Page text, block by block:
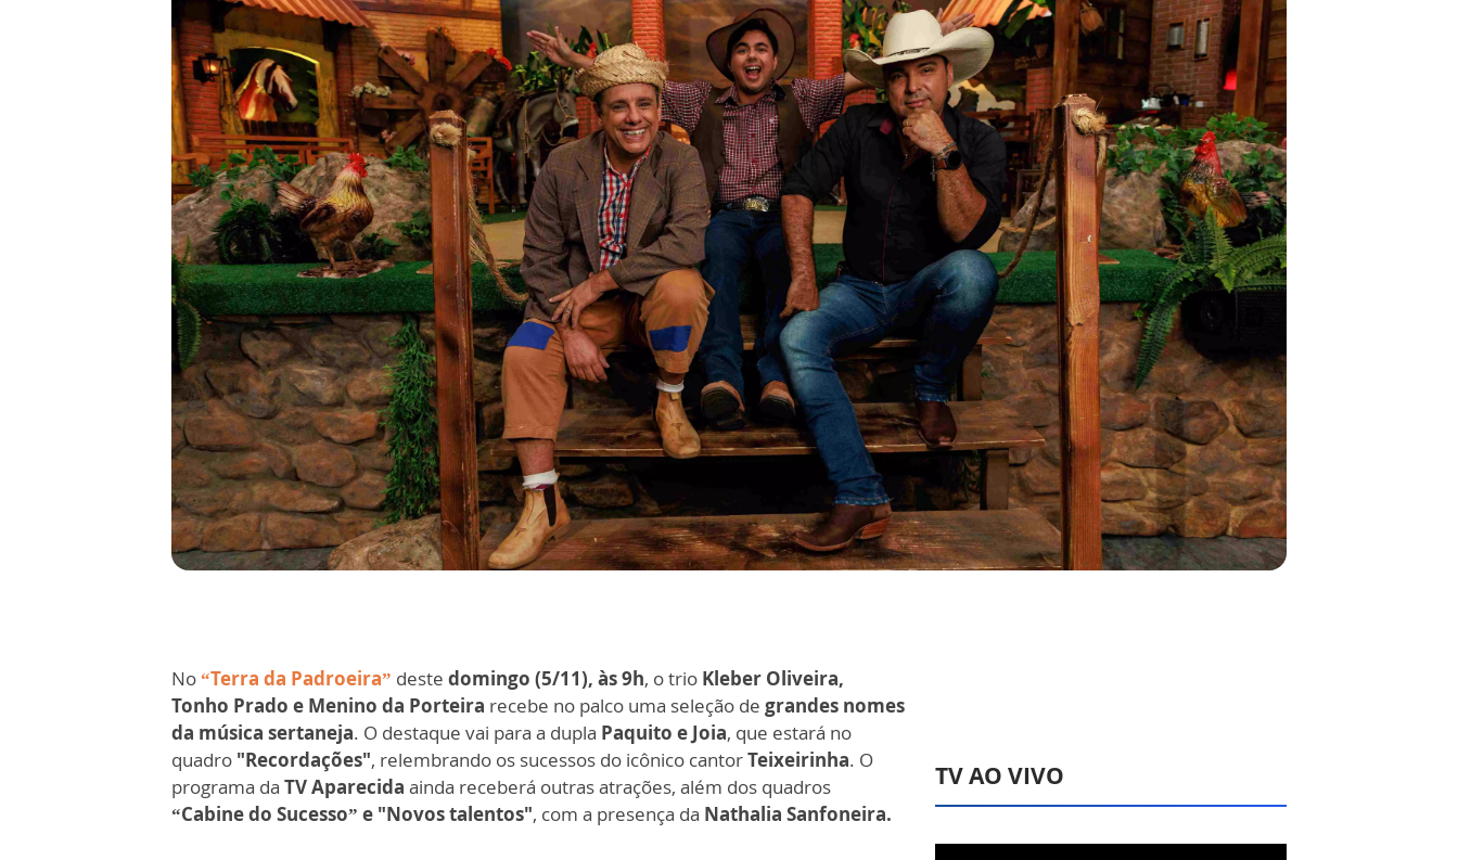
No“Terra da Padroeira” deste domingo (5/11), às 9h, o trio Kleber Oliveira,
Tonho Prado e Menino da Porteira recebe no palco uma seleção de grandes nomes
da música sertaneja. O destaque vai para a dupla Paquito e Joia, que estará no
quadro "Recordações", relembrando os sucessos do icônico cantorTeixeirinha. O
programa da TV Aparecida ainda receberá outras atrações, além dos quadros
“Cabine do Sucesso” e "Novos talentos", com a presença da Nathalia Sanfoneira.
TV AO VIVO